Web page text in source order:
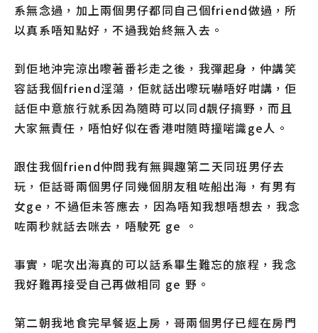
系無念過，加上兩個男仔都同自己個friend做過，所
以真系唔知點好，不過我始終無入去。
到佢地沖完涼出嚟著番衫走之後，我彈起身，仲講笑
容話我個friend淫蕩，佢就話出嚟玩嚇唔好咁講，佢
話佢中意旅行就系因為隨時可以同d靚仔搞野，而且
大家無責任，唔怕好似在香港咁隨時撞啱識ge人。
跟住我個friend仲問我有無興趣第二天同班男仔去
玩，佢話哥兩個男仔同幾個朋友租咗船出海，有男有
女ge，不過佢未答應去，因為唔知我想唔想去，我念
咗兩秒就話去咪去，唔駛死 ge 。
事實，呢次出海真的可以話系畢生難忘的旅程，我念
我好難再接受自己再做相同 ge 野。
第二朝我地食完早餐返上房，哥兩個男仔已經在房門